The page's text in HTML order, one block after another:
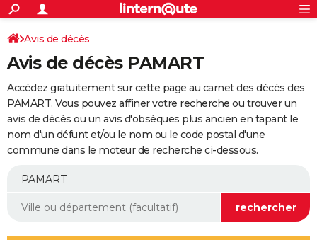
ACTUALITÉS
Politique
Société
Faits Divers
Education
Monde
Villes
+
SPORT
Coupe du monde 2026
Football
Tennis
Cyclisme
Rugby
Forum
Programme TV
TNT
Streaming
Cinéma
Sorties cinéma
Musique
+
FINANCE
Retraite
Epargne
Immobilier
Risques naturels par ville
Banque
Assurance
AUTO
Essais
Réserver un essai
Citadines
Berlines
SUV
Forum auto
+
Mobiles
Meilleur smartphone
Internet
Ordinateurs
Jeux vidéo
Guide high-tech
Aménagement intérieur
Avis de décès
Avis de décès PAMART
Accédez gratuitement sur cette page au carnet des décès des
PAMART. Vous pouvez affiner votre recherche ou trouver un
avis de décès ou un avis d'obsèques plus ancien en tapant le
nom d'un défunt et/ou le nom ou le code postal d'une
commune dans le moteur de recherche ci-dessous.